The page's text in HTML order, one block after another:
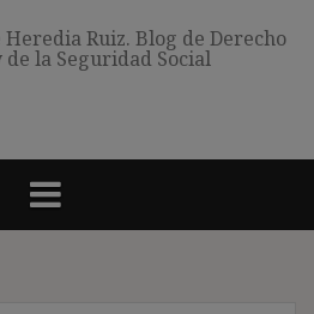
Ruiz. Blog de Derecho
la Seguridad Social